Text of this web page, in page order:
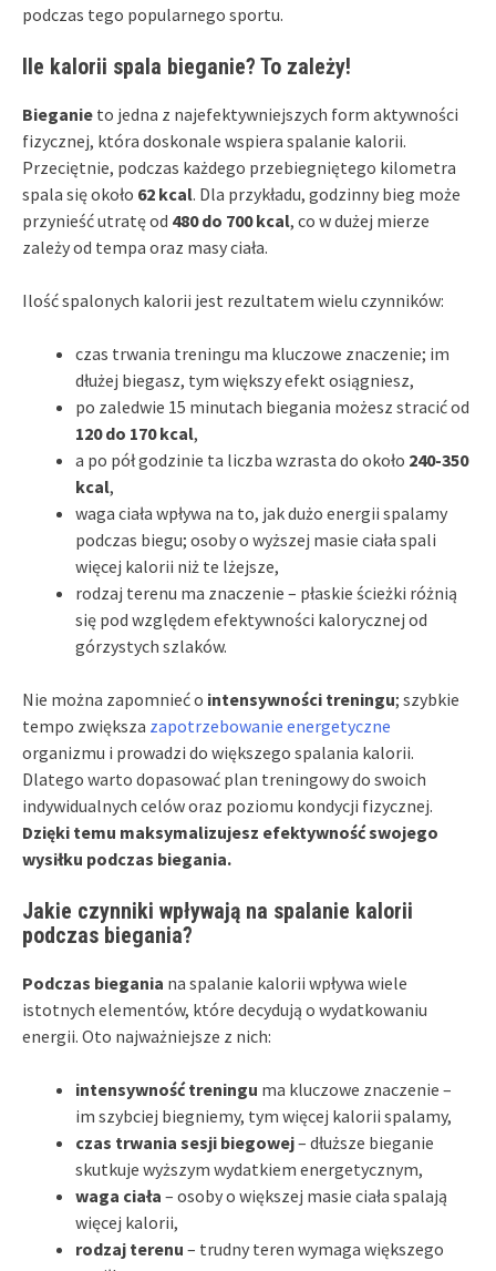
podczas tego popularnego sportu.
Ile kalorii spala bieganie? To zależy!
Bieganie to jedna z najefektywniejszych form aktywności
fizycznej, która doskonale wspiera spalanie kalorii.
Przeciętnie, podczas każdego przebiegniętego kilometra
spala się około 62 kcal. Dla przykładu, godzinny bieg może
przynieść utratę od 480 do 700 kcal, co w dużej mierze
zależy od tempa oraz masy ciała.
Ilość spalonych kalorii jest rezultatem wielu czynników:
czas trwania treningu ma kluczowe znaczenie; im
dłużej biegasz, tym większy efekt osiągniesz,
po zaledwie 15 minutach biegania możesz stracić od
120 do 170 kcal,
a po pół godzinie ta liczba wzrasta do około 240-350
kcal,
waga ciała wpływa na to, jak dużo energii spalamy
podczas biegu; osoby o wyższej masie ciała spali
więcej kalorii niż te lżejsze,
rodzaj terenu ma znaczenie – płaskie ścieżki różnią
się pod względem efektywności kalorycznej od
górzystych szlaków.
Nie można zapomnieć o intensywności treningu; szybkie
tempo zwiększa zapotrzebowanie energetyczne
organizmu i prowadzi do większego spalania kalorii.
Dlatego warto dopasować plan treningowy do swoich
indywidualnych celów oraz poziomu kondycji fizycznej.
Dzięki temu maksymalizujesz efektywność swojego
wysiłku podczas biegania.
Jakie czynniki wpływają na spalanie kalorii
podczas biegania?
Podczas biegania na spalanie kalorii wpływa wiele
istotnych elementów, które decydują o wydatkowaniu
energii. Oto najważniejsze z nich:
intensywność treningu ma kluczowe znaczenie –
im szybciej biegniemy, tym więcej kalorii spalamy,
czas trwania sesji biegowej– dłuższe bieganie
skutkuje wyższym wydatkiem energetycznym,
waga ciała – osoby o większej masie ciała spalają
więcej kalorii,
rodzaj terenu – trudny teren wymaga większego